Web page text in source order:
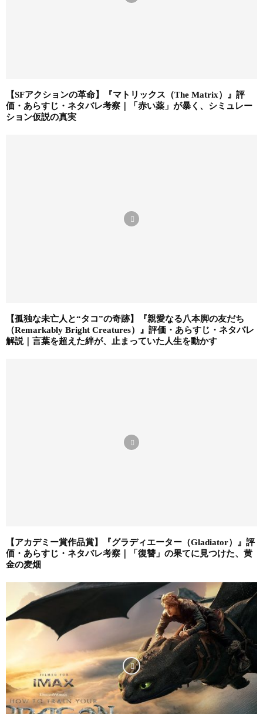
【SFアクションの革命】『マトリックス（The Matrix）』評
価・あらすじ・ネタバレ考察｜「赤い薬」が暴く、シミュレー
ション仮説の真実
【孤独な未亡人と“タコ”の奇跡】『親愛なる八本脚の友だち
（Remarkably Bright Creatures）』評価・あらすじ・ネタバレ
解説｜言葉を超えた絆が、止まっていた人生を動かす
【アカデミー賞作品賞】『グラディエーター（Gladiator）』評
価・あらすじ・ネタバレ考察｜「復讐」の果てに見つけた、黄
金の麦畑